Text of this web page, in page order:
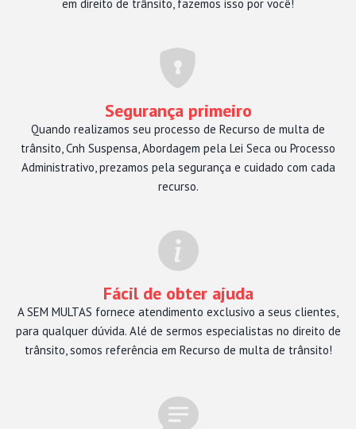
em direito de trânsito, fazemos isso por você!
Segurança primeiro
Quando realizamos seu processo de Recurso de multa de
trânsito, Cnh Suspensa, Abordagem pela Lei Seca ou Processo
Administrativo, prezamos pela segurança e cuidado com cada
recurso.
Fácil de obter ajuda
A SEM MULTAS fornece atendimento exclusivo a seus clientes,
para qualquer dúvida. Alé de sermos especialistas no direito de
trânsito, somos referência em Recurso de multa de trânsito!